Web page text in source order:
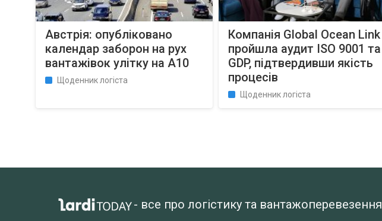
Австрія: опубліковано
календар заборон на рух
вантажівок улітку на A10
Щоденник логіста
Компанія Global Ocean Link
пройшла аудит ISO 9001 та
GDP, підтвердивши якість
процесів
Щоденник логіста
- все про логістику та вантажоперевезення